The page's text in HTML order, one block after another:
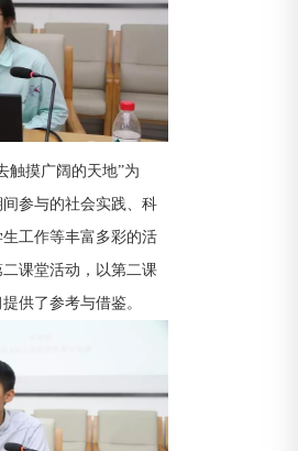
触摸广阔的天地”为
参与的社会实践、科
工作等丰富多彩的活
课堂活动，以第二课
供了参考与借鉴。